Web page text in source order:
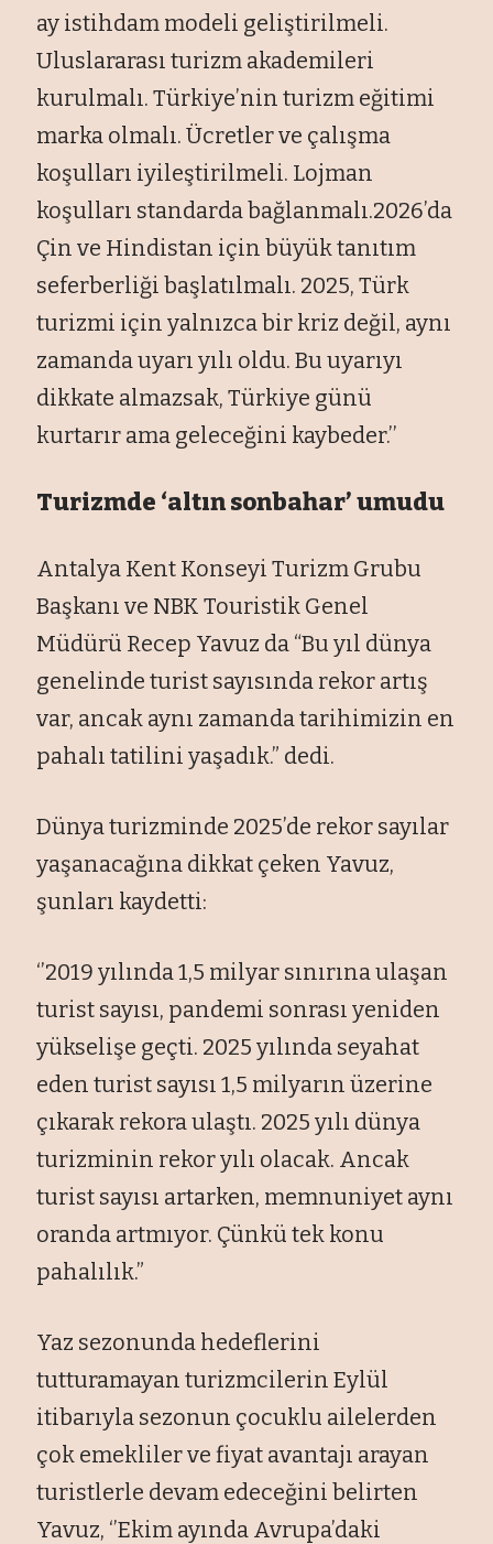
ay istihdam modeli geliştirilmeli.
Uluslararası turizm akademileri
kurulmalı. Türkiye’nin turizm eğitimi
marka olmalı. Ücretler ve çalışma
koşulları iyileştirilmeli. Lojman
koşulları standarda bağlanmalı.2026’da
Çin ve Hindistan için büyük tanıtım
seferberliği başlatılmalı. 2025, Türk
turizmi için yalnızca bir kriz değil, aynı
zamanda uyarı yılı oldu. Bu uyarıyı
dikkate almazsak, Türkiye günü
kurtarır ama geleceğini kaybeder.’’
Turizmde ‘altın sonbahar’ umudu
Antalya Kent Konseyi Turizm Grubu
Başkanı ve NBK Touristik Genel
Müdürü Recep Yavuz da “Bu yıl dünya
genelinde turist sayısında rekor artış
var, ancak aynı zamanda tarihimizin en
pahalı tatilini yaşadık.” dedi.
Dünya turizminde 2025’de rekor sayılar
yaşanacağına dikkat çeken Yavuz,
şunları kaydetti:
‘’2019 yılında 1,5 milyar sınırına ulaşan
turist sayısı, pandemi sonrası yeniden
yükselişe geçti. 2025 yılında seyahat
eden turist sayısı 1,5 milyarın üzerine
çıkarak rekora ulaştı. 2025 yılı dünya
turizminin rekor yılı olacak. Ancak
turist sayısı artarken, memnuniyet aynı
oranda artmıyor. Çünkü tek konu
pahalılık.”
Yaz sezonunda hedeflerini
tutturamayan turizmcilerin Eylül
itibarıyla sezonun çocuklu ailelerden
çok emekliler ve fiyat avantajı arayan
turistlerle devam edeceğini belirten
Yavuz, ‘’Ekim ayında Avrupa’daki